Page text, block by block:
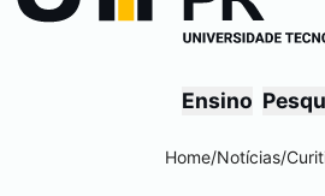
Ensino
Home/Notícias/